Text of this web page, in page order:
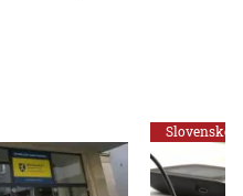
Slovensko